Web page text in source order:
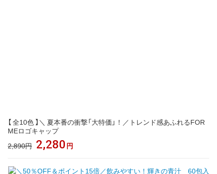
【 全10色 】＼ 夏本番の衝撃「大特価」！／トレンド感あふれるFOR
MEロゴキャップ
2,890円 2,280 円